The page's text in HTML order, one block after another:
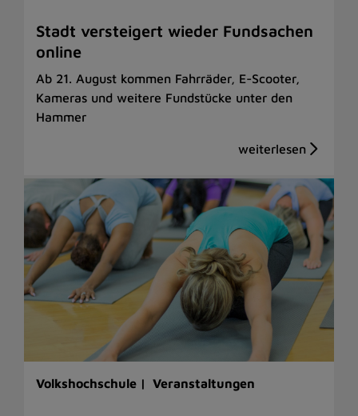
Stadt versteigert wieder Fundsachen
online
Ab 21. August kommen Fahrräder, E-Scooter,
Kameras und weitere Fundstücke unter den
Hammer
Volkshochschule | Veranstaltungen